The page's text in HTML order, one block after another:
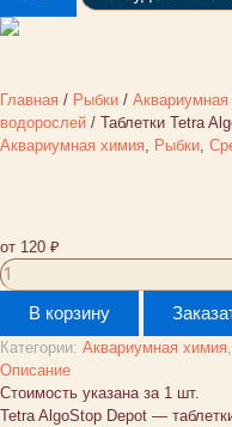
Главная / Рыбки / Аквариумная
водорослей / Таблетки Tetra
Аквариумная химия
Рыбки
от 120 ₽
Количество
товара
Таблетки
Tetra
AlgoStop
depot
В корзину
Категории: Аквариумная химия
Описание
Стоимость указана за 1 шт.
Tetra AlgoStop Depot —